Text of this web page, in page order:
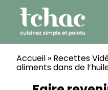
content
Accueil » Recettes
aliments dans de